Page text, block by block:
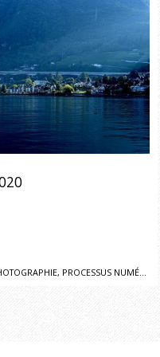
PHOTOGRAPHIE, PROCESSUS NUMÉRIQUE